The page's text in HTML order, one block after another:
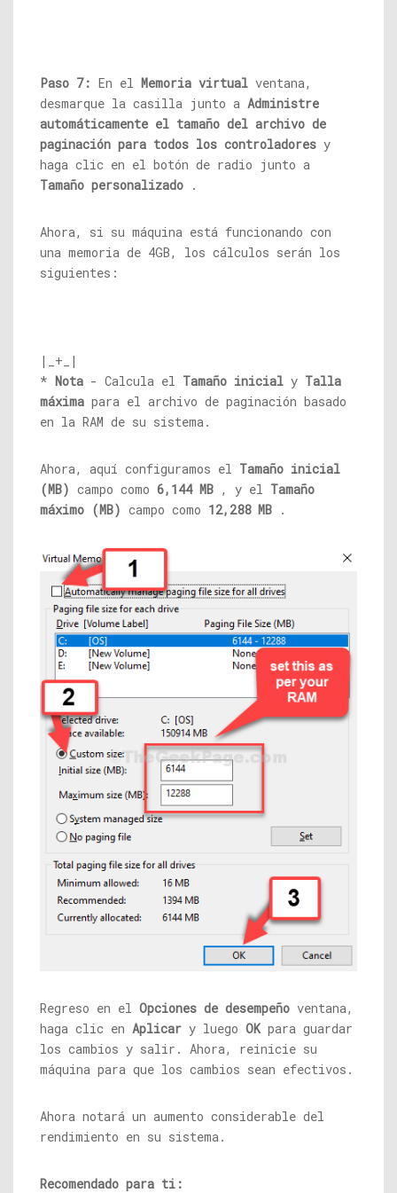
Paso 7: En el Memoria virtual ventana,
desmarque la casilla junto a Administre
automáticamente el tamaño del archivo de
paginación para todos los controladores y
haga clic en el botón de radio junto a
Tamaño personalizado .
Ahora, si su máquina está funcionando con
una memoria de 4GB, los cálculos serán los
siguientes:
|_+_|
* Nota - Calcula el Tamaño inicial y Talla
máxima para el archivo de paginación basado
en la RAM de su sistema.
Ahora, aquí configuramos el Tamaño inicial
(MB) campo como 6,144 MB , y el Tamaño
máximo (MB) campo como 12,288 MB .
Regreso en el Opciones de desempeño ventana,
haga clic en Aplicar y luego OKpara guardar
los cambios y salir. Ahora, reinicie su
máquina para que los cambios sean efectivos.
Ahora notará un aumento considerable del
rendimiento en su sistema.
Recomendado para ti: